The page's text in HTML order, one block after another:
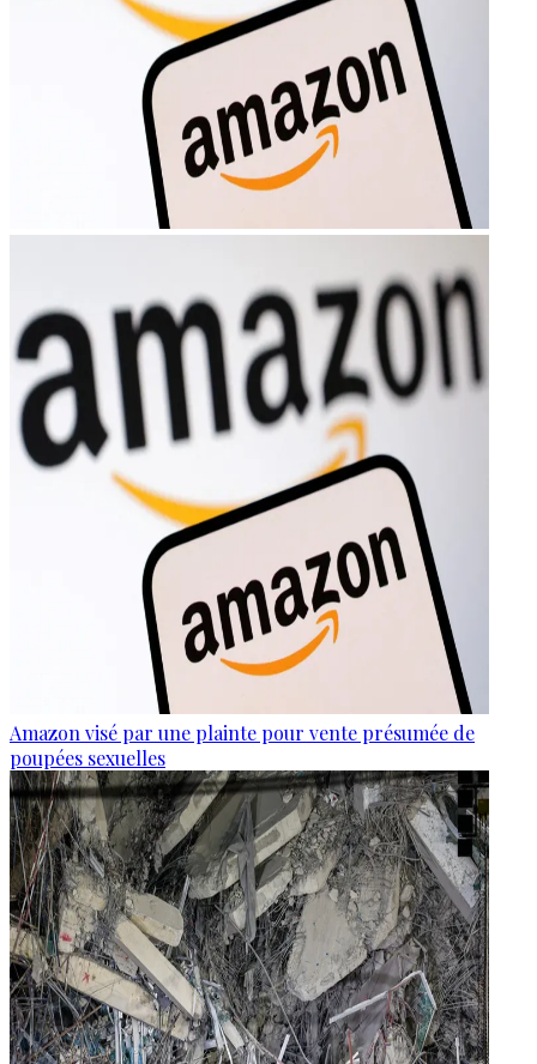
Amazon visé par une plainte pour vente présumée de
poupées sexuelles